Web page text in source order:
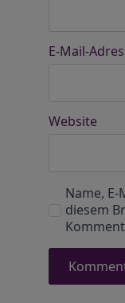
E-Mail-
Website
Name,
diesem